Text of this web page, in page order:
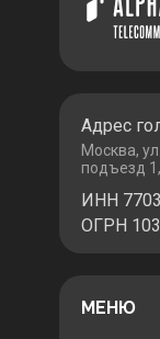
Адрес
Москва,
подъезд
ИНН
ОГРН
МЕНЮ